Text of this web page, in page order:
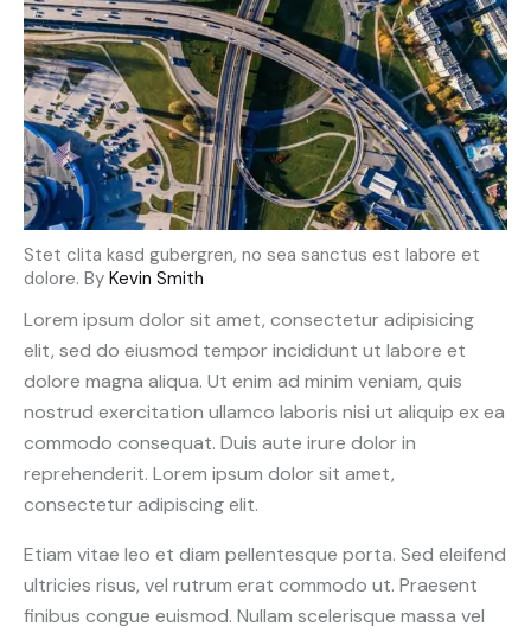
Stet clita kasd gubergren, no sea sanctus est labore et
dolore. By Kevin Smith
Lorem ipsum dolor sit amet, consectetur adipisicing
elit, sed do eiusmod tempor incididunt ut labore et
dolore magna aliqua. Ut enim ad minim veniam, quis
nostrud exercitation ullamco laboris nisi ut aliquip ex ea
commodo consequat. Duis aute irure dolor in
reprehenderit. Lorem ipsum dolor sit amet,
consectetur adipiscing elit.
Etiam vitae leo et diam pellentesque porta. Sed eleifend
ultricies risus, vel rutrum erat commodo ut. Praesent
finibus congue euismod. Nullam scelerisque massa vel